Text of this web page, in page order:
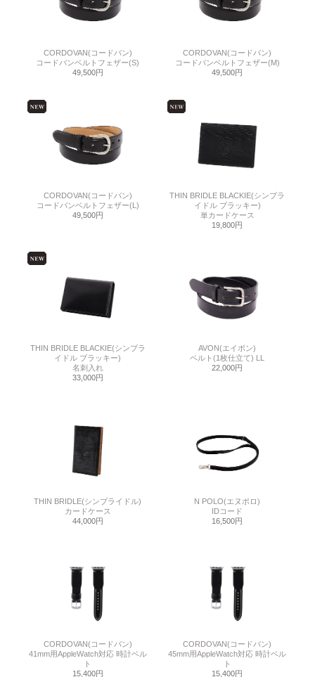
CORDOVAN(コードバン)
コードバンベルトフェザー(S)
49,500円
CORDOVAN(コードバン)
コードバンベルトフェザー(M)
49,500円
CORDOVAN(コードバン)
コードバンベルトフェザー(L)
49,500円
THIN BRIDLE BLACKIE(シンブラ
イドル ブラッキー)
単カードケース
19,800円
THIN BRIDLE BLACKIE(シンブラ
イドル ブラッキー)
名刺入れ
33,000円
AVON(エイボン)
ベルト(1枚仕立て) LL
22,000円
THIN BRIDLE(シンブライドル)
カードケース
44,000円
N POLO(エヌポロ)
IDコード
16,500円
CORDOVAN(コードバン)
41mm用AppleWatch対応 時計ベル
ト
15,400円
CORDOVAN(コードバン)
45mm用AppleWatch対応 時計ベル
ト
15,400円